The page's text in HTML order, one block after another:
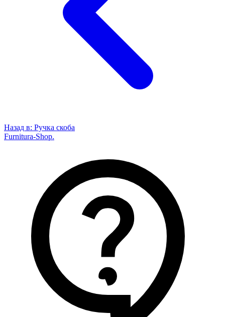
Назад в: Ручка скоба
Furnitura-Shop.